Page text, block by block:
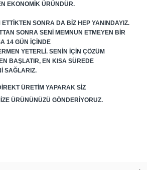
EKONOMIK ÜRÜNDÜR.
SONRA DA BIZ HEP YANINDAYIZ.
SONRA SENI MEMNUN ETMEYEN BIR
14 GÜN IÇINDE
YETERLI. SENIN IÇIN ÇÖZÜM
BAŞLATIR, EN KISA SÜREDE
SAĞLARIZ.
ÜRETIM YAPARAK SIZ
ÜRÜNÜNÜZÜ GÖNDERIYORUZ.